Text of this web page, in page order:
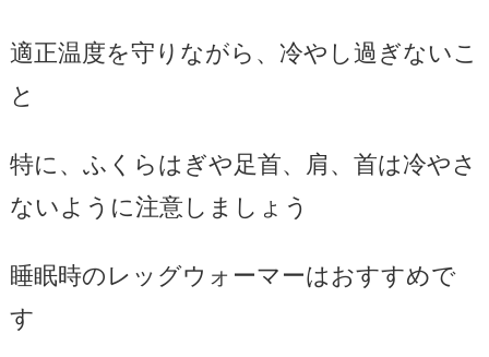
適正温度を守りながら、冷やし過ぎないこ
と
特に、ふくらはぎや足首、肩、首は冷やさ
ないように注意しましょう
睡眠時のレッグウォーマーはおすすめで
す